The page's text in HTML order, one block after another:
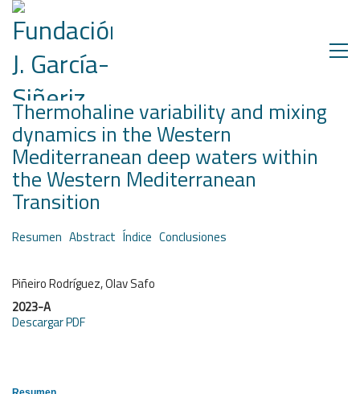
Thermohaline variability and mixing
dynamics in the Western
Mediterranean deep waters within
the Western Mediterranean
Transition
Resumen Abstract Índice Conclusiones
Piñeiro Rodríguez, Olav Safo
2023-A
Descargar PDF